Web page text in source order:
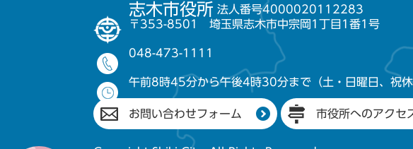
志木市役所 法人番号4000020112283
〒353-8501 埼玉県志木市中宗岡1丁目1番1号
048-473-1111
午前8時45分から午後4時30分まで（土・日曜日、祝
お問い合わせフォーム 市役所へのアクセ